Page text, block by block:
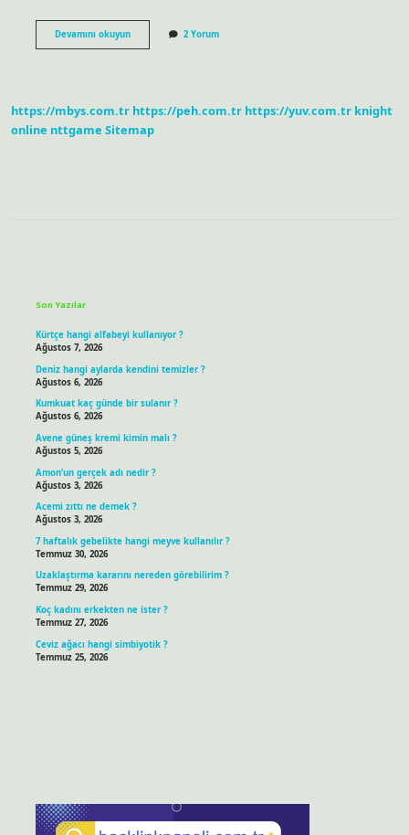
Devamını okuyunYenidoğan
Bebek
2 Yorum
https://mbys.com.tr https://peh.com.tr https://yuv.com.tr knight
online nttgame Sitemap
Son Yazılar
Kürtçe hangi alfabeyi kullanıyor ?
Ağustos 7, 2026
Deniz hangi aylarda kendini temizler ?
Ağustos 6, 2026
Kumkuat kaç günde bir sulanır ?
Ağustos 6, 2026
Avene güneş kremi kimin malı ?
Ağustos 5, 2026
Amon’un gerçek adı nedir ?
Ağustos 3, 2026
Acemi zıttı ne demek ?
Ağustos 3, 2026
7 haftalık gebelikte hangi meyve kullanılır ?
Temmuz 30, 2026
Uzaklaştırma kararını nereden görebilirim ?
Temmuz 29, 2026
Koç kadını erkekten ne ister ?
Temmuz 27, 2026
Ceviz ağacı hangi simbiyotik ?
Temmuz 25, 2026